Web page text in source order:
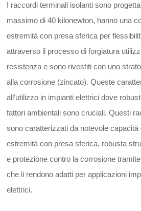
I raccordi terminali isolanti sono
massimo di 40 kilonewton, hanno una
estremità con presa sferica per
attraverso il processo di forgiatura
resistenza e sono rivestiti con uno
alla corrosione (zincato). Queste
all’utilizzo in impianti elettrici dove
fattori ambientali sono cruciali. Questi
sono caratterizzati da notevole
estremità con presa sferica, robusta
e protezione contro la corrosione
che li rendono adatti per applicazioni
elettrici.